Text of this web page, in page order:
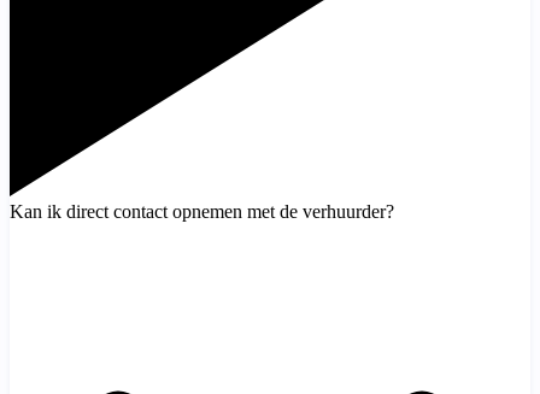
Kan ik direct contact opnemen met de verhuurder?